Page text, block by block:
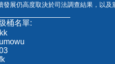
發展仍高度取決於司法調查結果，以
桶名單: